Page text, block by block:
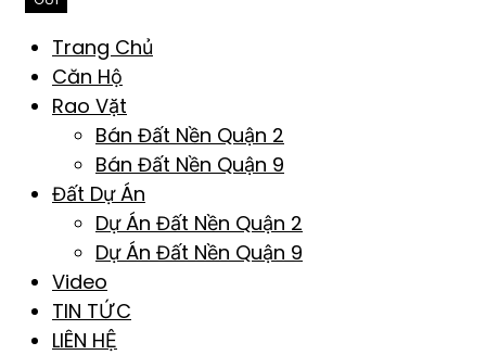
Trang Chủ
Căn Hộ
Rao Vặt
Bán Đất Nền Quận 2
Bán Đất Nền Quận 9
Đất Dự Án
Dự Án Đất Nền Quận 2
Dự Án Đất Nền Quận 9
Video
TIN TỨC
LIÊN HỆ